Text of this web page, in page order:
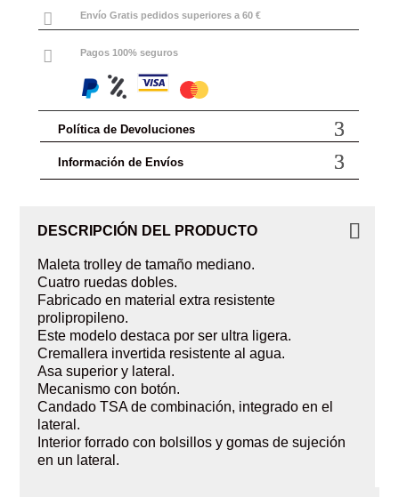
 Envío Gratis pedidos superiores a 60 €
 Pagos 100% seguros
Política de Devoluciones
Información de Envíos
DESCRIPCIÓN DEL PRODUCTO
Maleta trolley de tamaño mediano.
Cuatro ruedas dobles.
Fabricado en material extra resistente
prolipropileno.
Este modelo destaca por ser ultra ligera.
Cremallera invertida resistente al agua.
Asa superior y lateral.
Mecanismo con botón.
Candado TSA de combinación, integrado en el
lateral.
Interior forrado con bolsillos y gomas de sujeción
en un lateral.